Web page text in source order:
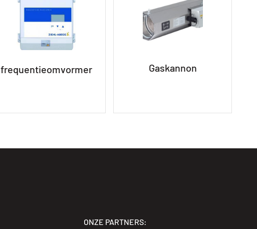
frequentieomvormer Gaskannon
ONZE PARTNERS: